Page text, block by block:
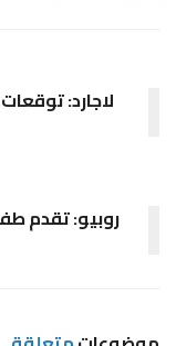
لاجارد:
روبيو: تقدم